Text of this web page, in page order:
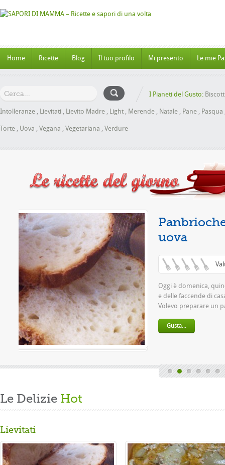
Home Ricette Blog Il tuo profilo Mi presento Le mie
I Pianeti del Gusto:
Intolleranze , Lievitati , Lievito Madre , Light , Merende , Natale , Pane , Pasqua
Torte , Uova , Vegana , Vegetariana , Verdure
lavoro settimanale
grande passione.
per la ...
Le Delizie Hot
Lievitati